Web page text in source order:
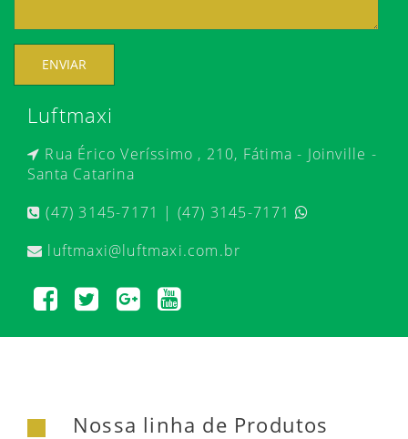
ENVIAR
Luftmaxi
Rua Érico Veríssimo , 210, Fátima - Joinville -
Santa Catarina
(47) 3145-7171 | (47) 3145-7171
luftmaxi@luftmaxi.com.br
Nossa linha de Produtos